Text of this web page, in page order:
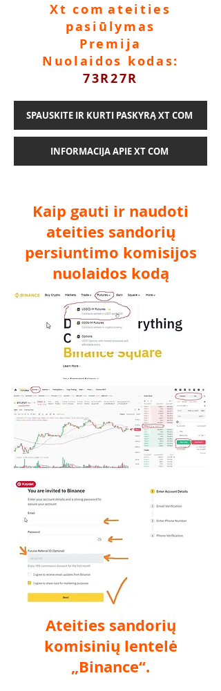
Xt com ateities
pasiūlymas
Premija
Nuolaidos kodas:
73R27R
SPAUSKITE IR KURTI PASKYRĄ XT COM
INFORMACIJA APIE XT COM
Kaip gauti ir naudoti
ateities sandorių
persiuntimo komisijos
nuolaidos kodą
Ateities sandorių
komisinių lentelė
„Binance“.